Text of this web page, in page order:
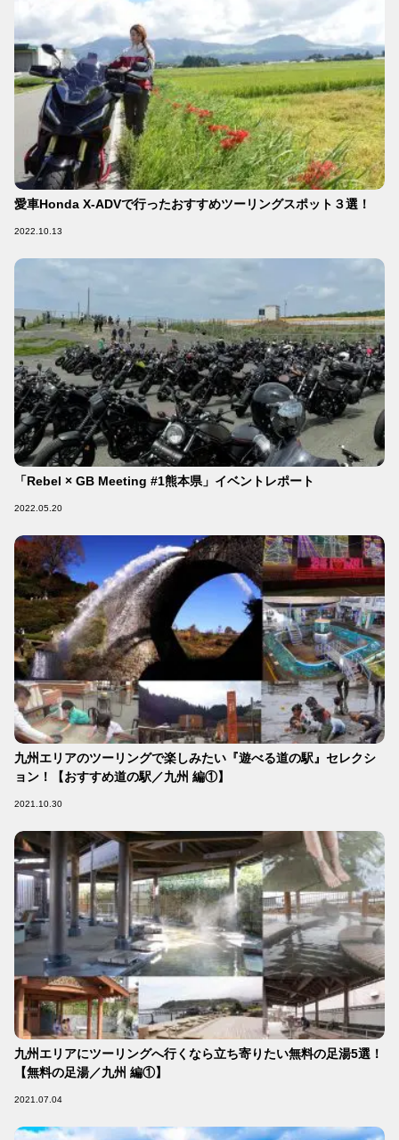
愛車Honda X-ADVで行ったおすすめツーリングスポット３選！
2022.10.13
「Rebel × GB Meeting #1熊本県」イベントレポート
2022.05.20
九州エリアのツーリングで楽しみたい『遊べる道の駅』セレクシ
ョン！【おすすめ道の駅／九州 編①】
2021.10.30
九州エリアにツーリングへ行くなら立ち寄りたい無料の足湯5選！
【無料の足湯／九州 編①】
2021.07.04